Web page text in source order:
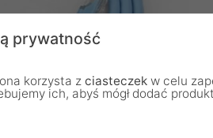
prywatność
korzysta z ciasteczek w celu
ich, abyś mógł dodać